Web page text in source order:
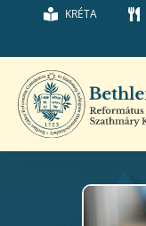
Kihagyás KRÉTA